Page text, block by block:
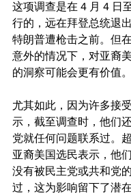
这项调查是在 4 月 4 日
行的，远在拜登总统退
特朗普遭枪击之前。但
意外的情况下，对亚裔
的洞察可能会更有价值。
尤其如此，因为许多接
示，截至调查时，他们
党就任何问题联系过。
亚裔美国选民表示，他
没有被民主党或共和党
过，这为影响留下了潜